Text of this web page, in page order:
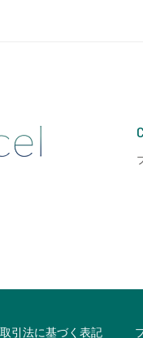
引法に基づく表記